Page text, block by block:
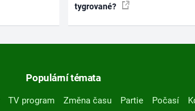
tygrované?
Populární témata
TV program Změna času Partie Počasí